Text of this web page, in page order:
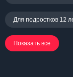
Для подростков 12
Показать все